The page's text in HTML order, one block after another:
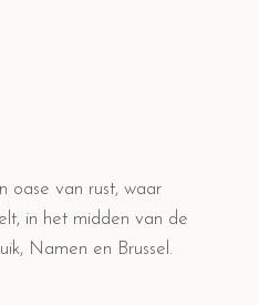
oase van rust, waar
in het midden van de
Namen en Brussel.